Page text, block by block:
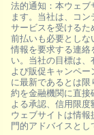
法的通知：本ウェブ
ます。当社は、コ
サービスを受けるた
前払いも必要としな
情報を要求する連絡
い。当社の目標は
よび販促キャンペ
に最新であるとは
約を金融機関に直接
よる承認、信用限
ウェブサイトは情
門的アドバイスとし